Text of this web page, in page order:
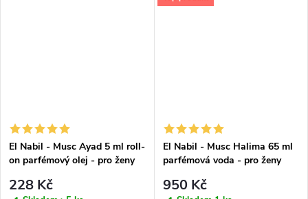
El Nabil - Musc Ayad 5 ml roll-
on parfémový olej - pro ženy
228 Kč
El Nabil - Musc Halima 65 ml
parfémová voda - pro ženy
950 Kč